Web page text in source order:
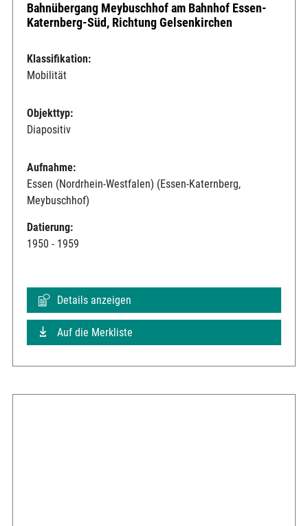
Bahnübergang Meybuschhof am Bahnhof Essen-
Katernberg-Süd, Richtung Gelsenkirchen
Klassifikation:
Mobilität
Objekttyp:
Diapositiv
Aufnahme:
Essen (Nordrhein-Westfalen) (Essen-Katernberg,
Meybuschhof)
Datierung:
1950 - 1959
Details anzeigen
Auf die Merkliste